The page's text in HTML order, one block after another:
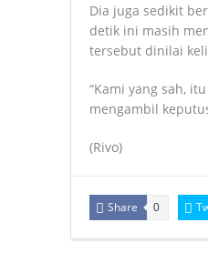
Dia juga sedikit
detik ini masih
tersebut dinilai
“Kami yang sah,
mengambil
(Rivo)
Share 0